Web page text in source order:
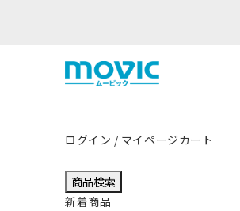
ログイン / マイページカート
商品検索
新着商品